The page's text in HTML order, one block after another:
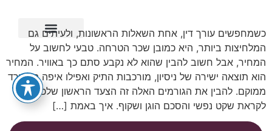
כשמחפשים עורך דין, אחת השאלות הראשונות, ולעיתים גם
המלחיצות ביותר, היא כמובן שכר הטרחה. טבעי לחשוב על
המחיר, אבל חשוב להבין שהוא לא נקבע סתם כך באוויר. המחיר
הוא תוצאה ישירה של ניסיון, מורכבות התיק ואפילו איפה המשרד
ממוקם. להבין את הגורמים האלה זה הצעד הראשון שלכם
לקראת שקט נפשי והסכם הוגן ושקוף. איך באמת […]